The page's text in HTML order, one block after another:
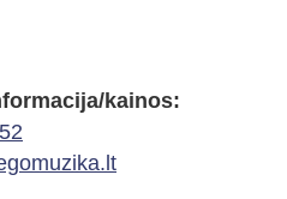
kainos: